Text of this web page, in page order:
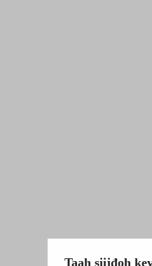
Taah siijđoh